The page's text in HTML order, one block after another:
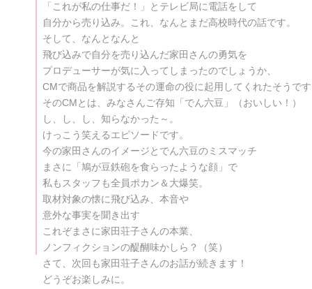
「これが私の仕事だ！」とテレビ局に電話をして
自分から売り込み。これ、なんとまだ高校時代の話です。
そして、なんとなんと
飛び込みで自分を売り込んだ家田さんの勇気を
プロデューサーが気に入ってしまったのでしょうか、
CMで商品を解説するその運命の役に起用してくれたそうで
そのCMとは、みなさんご存知「でん六豆」（おいしい！）
し、し、し、知らなかった～。
けっこう笑えるエピソードです。
今の家田さんのイメージとでん六豆のミスマッチ
まさに「鳩が豆鉄砲を食らったような顔」で
私もスタッフも全員ポカン＆大爆笑。
取材対象の懐に飛び込み、本音や
意外な事実を聞き出す
これぞまさに家田荘子さんの本業、
ノンフィクションの醍醐味かしら？（笑）
さて、次回も家田荘子さんのお話が続きます！
どうぞお楽しみに。